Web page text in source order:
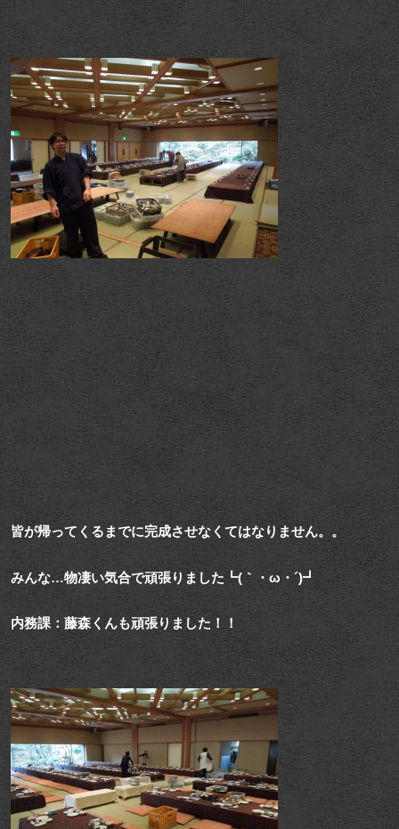
皆が帰ってくるまでに完成させなくてはなりません。。
みんな…物凄い気合で頑張りました┗(｀・ω・´)┛
内務課：藤森くんも頑張りました！！